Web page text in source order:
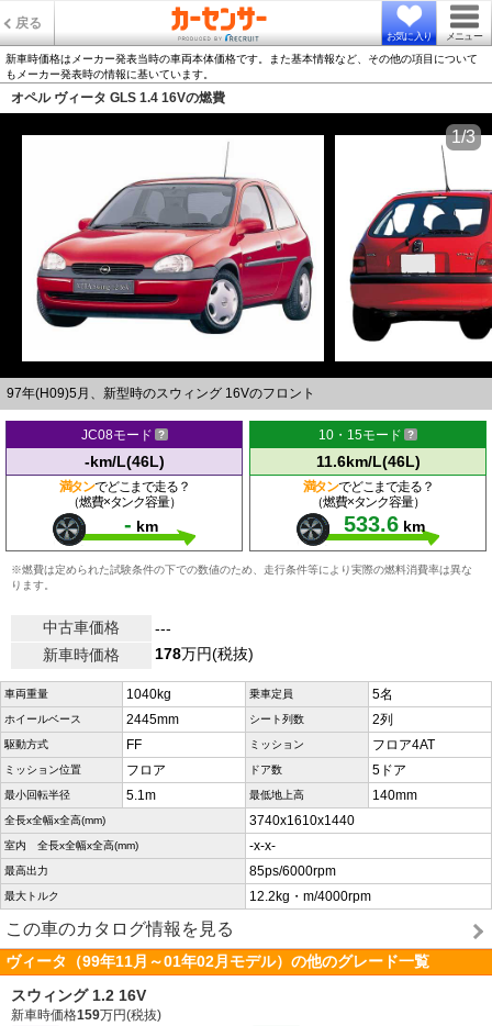
戻る
お気に入り メニュー
新車時価格はメーカー発表当時の車両本体価格です。また基本情報など、その他の項目について
もメーカー発表時の情報に基いています。
オペル ヴィータ GLS 1.4 16Vの燃費
97年(H09)5月、新型時のスウィング 16Vのフロント
1/3
JC08モード
-km/L(46L)
満タンでどこまで走る？
（燃費×タンク容量）
- km
10・15モード
11.6km/L(46L)
満タンでどこまで走る？
（燃費×タンク容量）
533.6 km
※燃費は定められた試験条件の下での数値のため、走行条件等により実際の燃料消費率は異な
ります。
中古車価格
---
新車時価格
178万円(税抜)
車両重量 1040kg 乗車定員 5名
ホイールベース 2445mm シート列数 2列
駆動方式 FF ミッション フロア4AT
ミッション位置 フロア ドア数 5ドア
最小回転半径 5.1m 最低地上高 140mm
全長x全幅x全高(mm) 3740x1610x1440
室内 全長x全幅x全高(mm) -x-x-
最高出力 85ps/6000rpm
最大トルク 12.2kg・m/4000rpm
この車のカタログ情報を見る
ヴィータ（99年11月～01年02月モデル）の他のグレード一覧
スウィング 1.2 16V
新車時価格159万円(税抜)